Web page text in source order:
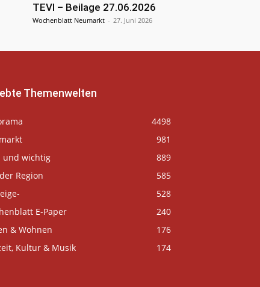
TEVI – Beilage 27.06.2026
Wochenblatt Neumarkt - 27. Juni 2026
Themenwelten
4498
981
und wichtig
889
Region
585
528
E-Paper
240
& Wohnen
176
Kultur & Musik
174